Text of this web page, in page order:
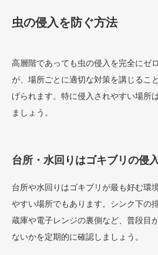
虫の侵入を防ぐ方法
高層階であっても虫の侵入を完全にゼ
が、場所ごとに適切な対策を講じるこ
げられます。特に侵入されやすい場所
ましょう。
台所・水回りはゴキブリの侵
台所や水回りはゴキブリが最も好む環
やすい場所でもあります。シンク下の
蔵庫や電子レンジの裏側など、普段目
ないかを定期的に確認しましょう。